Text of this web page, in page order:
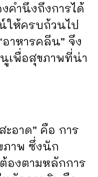
ำนึงถึงการได้
ให้ครบถ้วนไป
าหารคลีน” จึง
เพื่อสุขภาพที่น่า
อาด” คือ การ
ภาพ ซึ่งนัก
องตามหลักการ